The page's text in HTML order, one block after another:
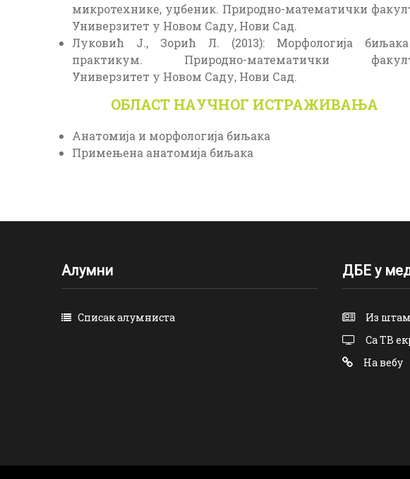
микротехнике, уџбеник. Природно-математички
Универзитет у Новом Саду, Нови Сад.
Луковић Ј., Зорић Л. (2013): Морфологија
практикум. Природно-математички
Универзитет у Новом Саду, Нови Сад.
ОБЛАСТ НАУЧНОГ ИСТРАЖИВАЊА
Анатомија и морфологија биљака
Примењена анатомија биљака
Алумни
Списак алумниста
ДБЕ у
Из
Са ТВ
На вебу